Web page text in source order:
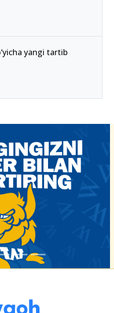
kirsa bo‘ladigan
yangi tartib